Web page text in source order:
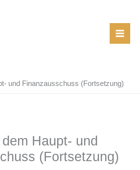
und Finanzausschuss (Fortsetzung)
Haupt- und
(Fortsetzung)